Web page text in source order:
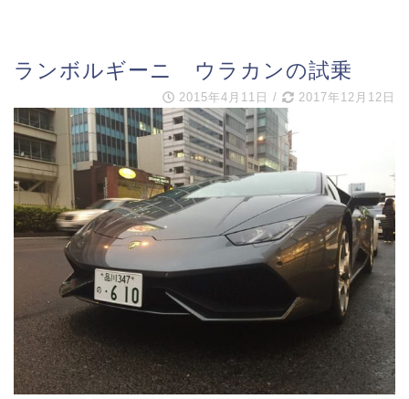
ランボルギーニ ウラカンの試乗
2015年4月11日 / 2017年12月12日